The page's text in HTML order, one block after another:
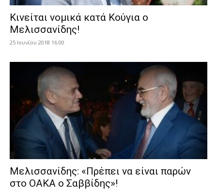
Κινείται νομικά κατά Κούγια ο
Μελισσανίδης!
25 Ιουνίου 2018 16:00
Μελισσανίδης: «Πρέπει να είναι παρών
στο ΟΑΚΑ ο Σαββίδης»!